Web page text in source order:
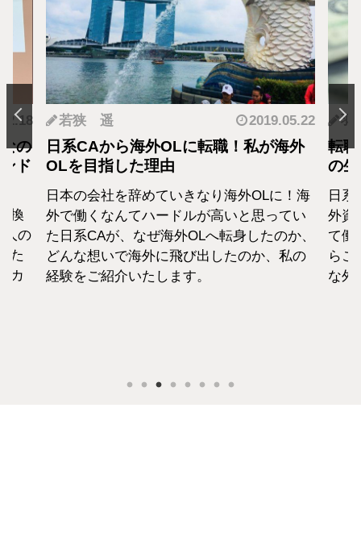
の
ド
換
人の
た
カ
若狭 遥 2019.05.22
日系CAから海外OLに転職！私が海外
OLを目指した理由
日本の会社を辞めていきなり海外OLに！海
外で働くなんてハードルが高いと思ってい
た日系CAが、なぜ海外OLへ転身したのか、
どんな想いで海外に飛び出したのか、私の
経験をご紹介いたします。
羽
転
の
日
外資
て働
らこ
な外